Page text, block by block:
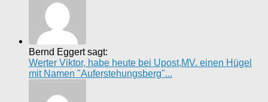
Bernd Eggert sagt:
Werter Viktor, habe heute bei Upost,MV. einen Hügel
mit Namen "Auferstehungsberg"...